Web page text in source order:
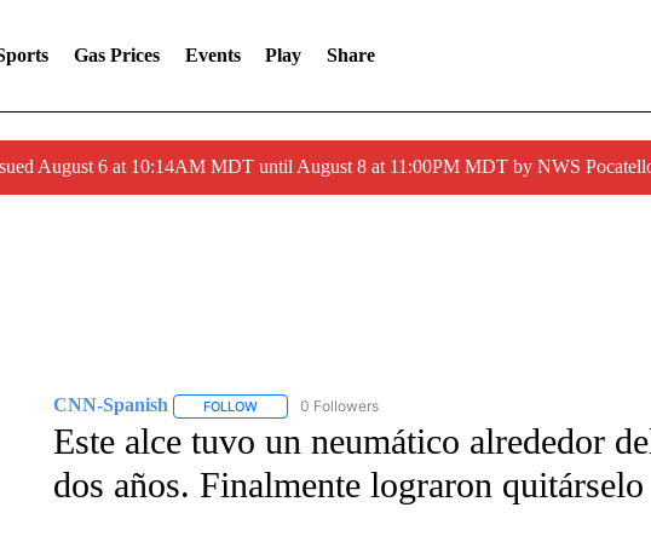
Gas Prices Events Play Share
August 6 at 10:14AM MDT until August 8 at 11:00PM MDT by NWS
CNN-Spanish FOLLOWFOLLOW "CNN-SPANISH" TO RECEIVE NOTIFICATIONS
0 Followers
Este alce tuvo un neumático alrededor
dos años. Finalmente lograron quitárselo